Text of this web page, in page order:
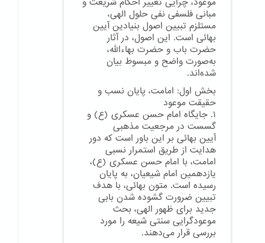
مبانی فلسفی نفی حلول الهی،
مستلزم تبیین اصول بنیادین آیین
بهائی است. این اصول، در آثار
حضرت باب و حضرت بهاءالله،
به‌صورت واضح و مبسوط بیان
شده‌اند.
بخش اول: امامت، پایان نسب و
حقیقت موعود
۱. جایگاه امام حسن عسکری (ع) و
گسست در مرجعیت مذهبی
آیین بهائی بر این باور است که دور
هدایت از طریق استمرار نسبی
امامت، با امام حسن عسکری (ع)،
یازدهمین امام شیعیان، به پایان
رسیده است. متون بهائی، با هدف
تبیین ضرورت گشوده شدن بابی
جدید برای ظهور الهی، بحث
موعودگرایی سنتی شیعه را مورد
بررسی قرار می‌دهند.